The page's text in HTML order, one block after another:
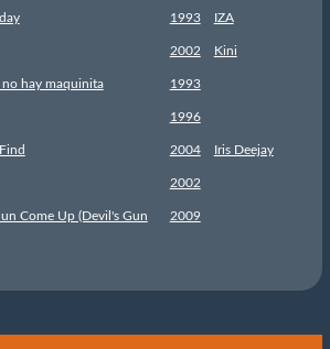
1993 IZA
2002 Kini
hay maquinita 1993
1996
2004 Iris Deejay
2002
Come Up (Devil's Gun
2009